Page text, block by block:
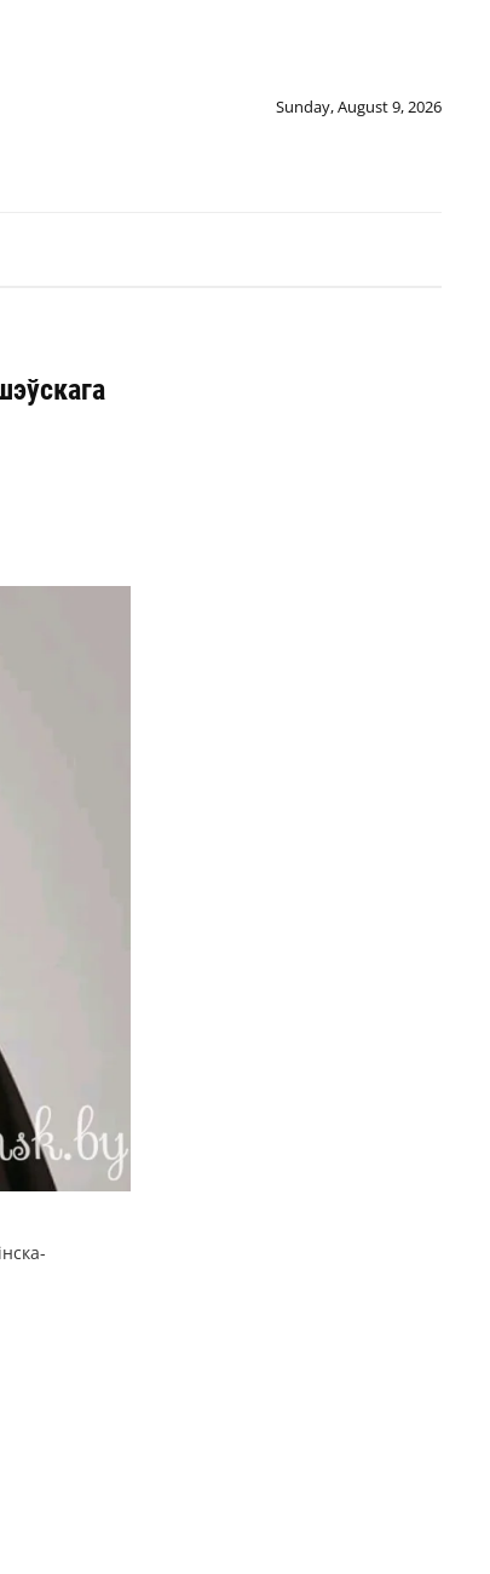
Sunday, August 9, 2026